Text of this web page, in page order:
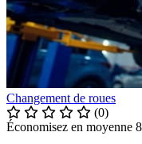
Changement de roues
(0)
Économisez en moyenne